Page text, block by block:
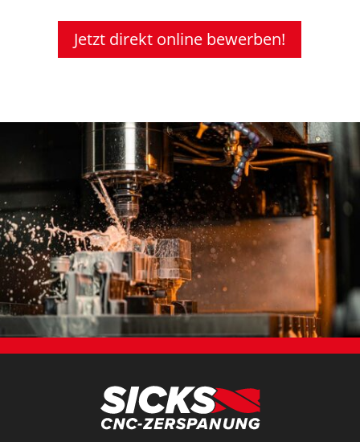
Jetzt direkt online bewerben!